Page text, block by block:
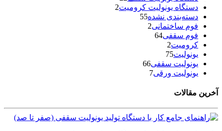
دستگاه یونولیت کرومیت2
دسته‌بندی نشده55
فوم ساختمانی2
فوم سقفی64
کرومیت2
یونولیت75
یونولیت سقفی66
یونولیت ورقی7
آخرین مقالات